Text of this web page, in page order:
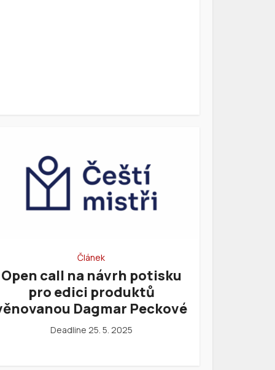
Článek
Open call na návrh potisku
pro edici produktů
Dagmar Peckové
Deadline 25. 5. 2025